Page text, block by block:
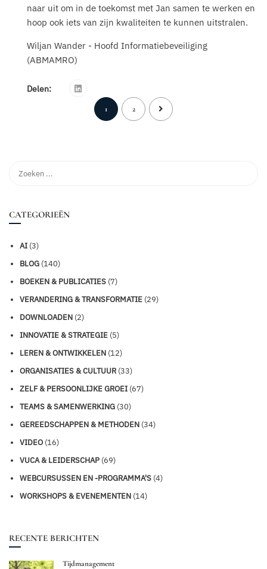
naar uit om in de toekomst met Jan samen te werken en
hoop ook iets van zijn kwaliteiten te kunnen uitstralen.
Wiljan Wander - Hoofd Informatiebeveiliging
(ABMAMRO)
Delen:
1 2
CATEGORIEËN
AI (3)
BLOG (140)
BOEKEN & PUBLICATIES (7)
VERANDERING & TRANSFORMATIE (29)
DOWNLOADEN (2)
INNOVATIE & STRATEGIE (5)
LEREN & ONTWIKKELEN (12)
ORGANISATIES & CULTUUR (33)
ZELF & PERSOONLIJKE GROEI (67)
TEAMS & SAMENWERKING (30)
GEREEDSCHAPPEN & METHODEN (34)
VIDEO (16)
VUCA & LEIDERSCHAP (69)
WEBCURSUSSEN EN -PROGRAMMA'S (4)
WORKSHOPS & EVENEMENTEN (14)
RECENTE BERICHTEN
Tijdmanagement